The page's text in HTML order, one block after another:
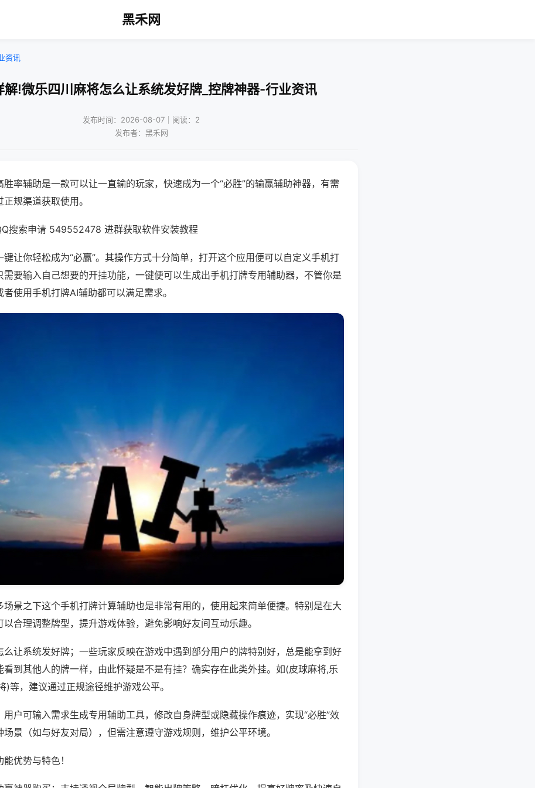
黑禾网
资讯
解!微乐四川麻将怎么让系统发好牌_控牌神器-行业资讯
发布时间：2026-08-07｜阅读：2
发布者：黑禾网
胜率辅助是一款可以让一直输的玩家，快速成为一个“必胜”的输赢辅助神器，有需
规渠道获取使用。
搜索申请 549552478 进群获取软件安装教程
键让你轻松成为“必赢”。其操作方式十分简单，打开这个应用便可以自定义手机打
需要输入自己想要的开挂功能，一键便可以生成出手机打牌专用辅助器，不管你是
使用手机打牌AI辅助都可以满足需求。
场景之下这个手机打牌计算辅助也是非常有用的，使用起来简单便捷。特别是在大
合理调整牌型，提升游戏体验，避免影响好友间互动乐趣。
么让系统发好牌；一些玩家反映在游戏中遇到部分用户的牌特别好，总是能拿到好
看到其他人的牌一样，由此怀疑是不是有挂？确实存在此类外挂。如(皮球麻将,乐
)等，建议通过正规途径维护游戏公平。
用户可输入需求生成专用辅助工具，修改自身牌型或隐藏操作痕迹，实现“必胜”效
场景（如与好友对局），但需注意遵守游戏规则，维护公平环境。
优势与特色！